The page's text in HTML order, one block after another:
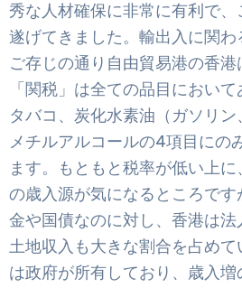
秀な人材確保に非常に有利で
遂げてきました。輸出入に関わ
ご存じの通り自由貿易港の香
「関税」は全ての品目において
タバコ、炭化水素油（ガソリン
メチルアルコールの4項目にの
ます。もともと税率が低い上
の歳入源が気になるところで
金や国債なのに対し、香港は
土地収入も大きな割合を占め
は政府が所有しており、歳入